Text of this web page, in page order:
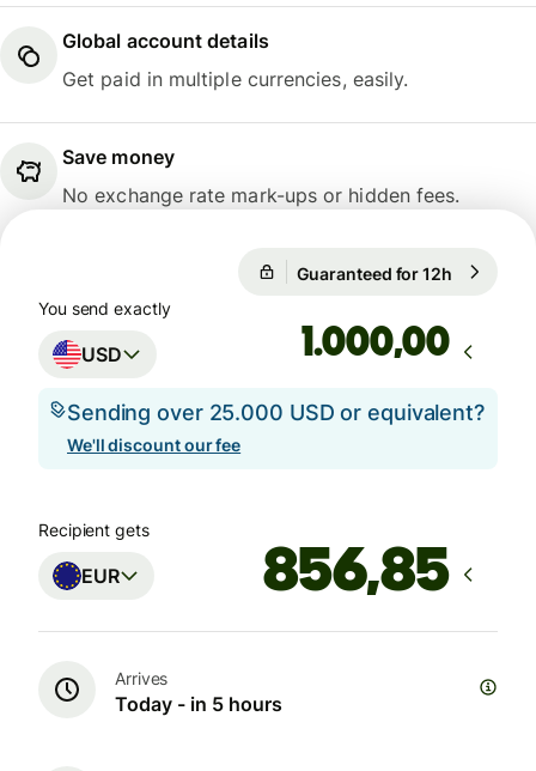
Global account details
Get paid in multiple currencies, easily.
Save money
No exchange rate mark-ups or hidden fees.
Guaranteed for 12h
You send exactly
USD ,00
Sending over 25.000 USD or equivalent?
We'll discount our fee
Recipient gets
EUR
Arrives
Today - in 5 hours